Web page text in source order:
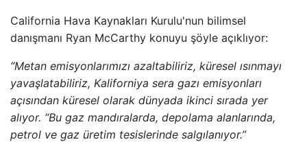
California Hava Kaynakları Kurulu'nun bilimsel
danışmanı Ryan McCarthy konuyu şöyle açıklıyor:
“Metan emisyonlarımızı azaltabiliriz, küresel ısınmayı
yavaşlatabiliriz, Kaliforniya sera gazı emisyonları
açısından küresel olarak dünyada ikinci sırada yer
alıyor. “Bu gaz mandıralarda, depolama alanlarında,
petrol ve gaz üretim tesislerinde salgılanıyor.”